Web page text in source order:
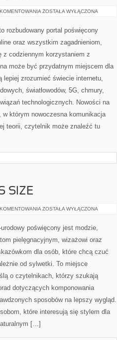
INTERNET
TECHNOLOGIE
ZOSTAŁA WYŁĄCZONA
rozbudowany portal poświęcony
oraz wszystkim zagadnieniom,
z codziennym korzystaniem z
może być przydatnym miejscem dla
lepiej zrozumieć świecie internetu,
światłowodów, 5G, chmury,
technologicznych. Nowości na
którym nowoczesna komunikacja
teorii, czytelnik może znaleźć tu
SIZE
MAKIJAŻ
PLUS
SIZE
ZOSTAŁA WYŁĄCZONA
poświęcony jest modzie,
pielęgnacyjnym, wizażowi oraz
dla osób, które chcą czuć
od sylwetki. To miejsce
o czytelnikach, którzy szukają
dotyczących komponowania
sposobów na lepszy wygląd.
które interesują się stylem dla
[…]